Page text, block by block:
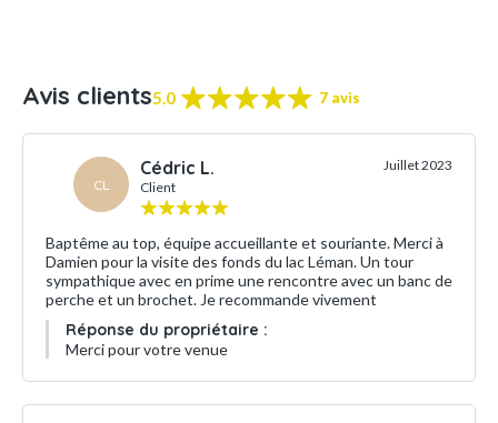
Avis clients5.0 7 avis
CL
Cédric L.
Client
Juillet 2023
Baptême au top, équipe accueillante et souriante. Merci à
Damien pour la visite des fonds du lac Léman. Un tour
sympathique avec en prime une rencontre avec un banc de
perche et un brochet. Je recommande vivement
Réponse du propriétaire :
Merci pour votre venue